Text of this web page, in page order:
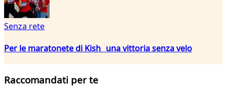
Senza rete
Per le maratonete di Kish una vittoria senza velo
Raccomandati per te